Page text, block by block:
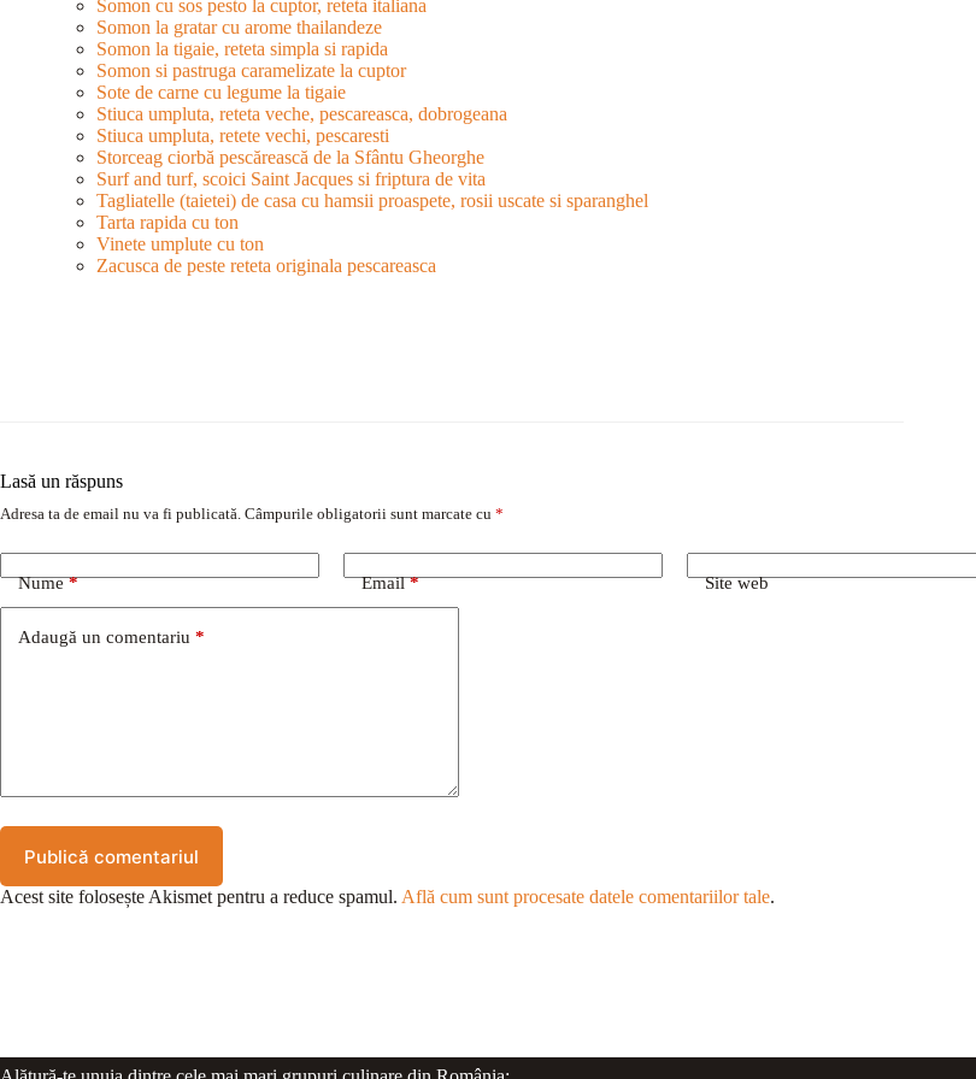
Somon cu sos pesto la cuptor, reteta italiana
Somon la gratar cu arome thailandeze
Somon la tigaie, reteta simpla si rapida
Somon si pastruga caramelizate la cuptor
Sote de carne cu legume la tigaie
Stiuca umpluta, reteta veche, pescareasca, dobrogeana
Stiuca umpluta, retete vechi, pescaresti
Storceag ciorbă pescărească de la Sfântu Gheorghe
Surf and turf, scoici Saint Jacques si friptura de vita
Tagliatelle (taietei) de casa cu hamsii proaspete, rosii uscate si sparanghel
Tarta rapida cu ton
Vinete umplute cu ton
Zacusca de peste reteta originala pescareasca
Lasă un răspuns
Adresa ta de email nu va fi publicată. Câmpurile obligatorii sunt marcate cu *
Nume* Email* Site web
Adaugă un comentariu *
Publică comentariul
Acest site folosește Akismet pentru a reduce spamul. Află cum sunt procesate datele comentariilor tale.